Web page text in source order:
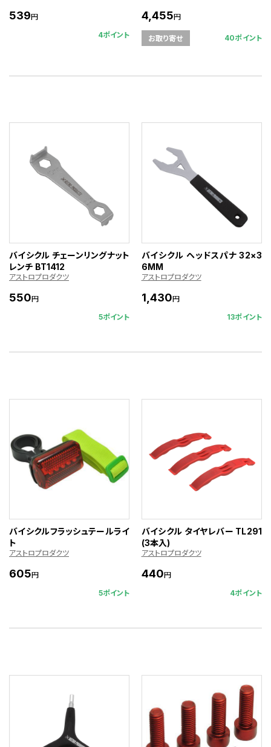
539円
4ポイント
4,455円
お取り寄せ 40ポイント
バイシクル チェーンリングナット
レンチ BT1412
アストロプロダクツ
550円
5ポイント
バイシクル ヘッドスパナ 32×3
6MM
アストロプロダクツ
1,430円
13ポイント
バイシクルフラッシュテールライ
ト
アストロプロダクツ
605円
5ポイント
バイシクル タイヤレバー TL291
(3本入)
アストロプロダクツ
440円
4ポイント